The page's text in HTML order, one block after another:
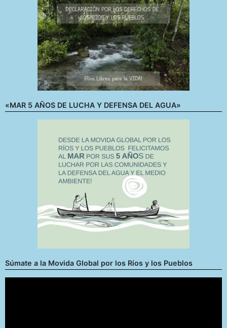
«MAR 5 AÑOS DE LUCHA Y DEFENSA DEL AGUA»
Súmate a la Movida Global por los Ríos y los Pueblos